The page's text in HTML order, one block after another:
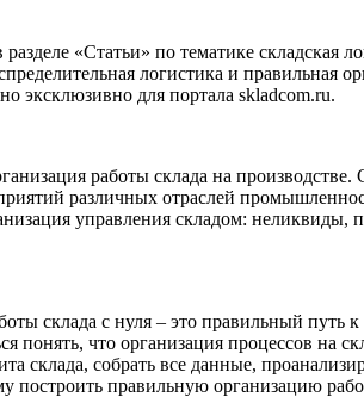
«Статьи» по тематике складская
логистика и правильная
эксклюзивно для портала skladcom.ru.
работы склада на
различных отраслей
управления складом:
склада с нуля – это правильный путь
понять, что организация процессов на
склада, собрать все данные,
построить правильную организацию